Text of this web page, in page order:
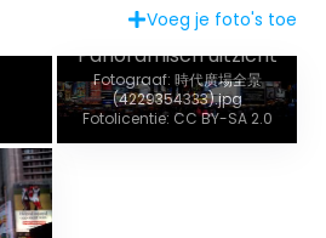
Voeg je foto's toe
Panoramisch uitzicht
Fotograaf: 時代廣場全景
(4229354333).jpg
Fotolicentie: CC BY-SA 2.0